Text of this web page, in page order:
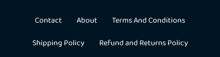
Contact About
Terms And Conditions
Shipping Policy
Refund and Returns Policy